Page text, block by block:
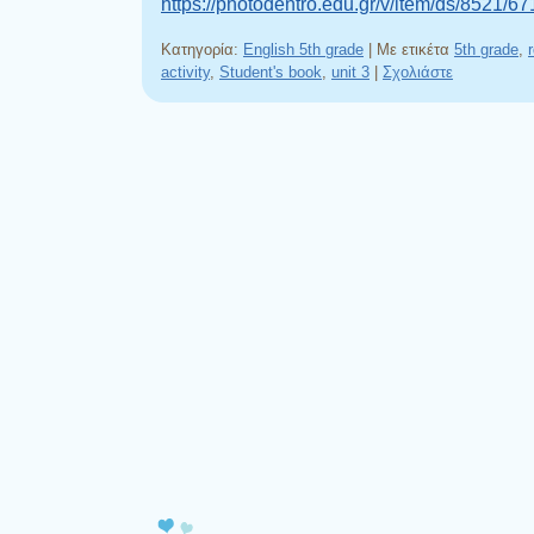
https://photodentro.edu.gr/v/item/ds/8521/
Κατηγορία: English 5th grade Με ετικέτα 5th grade
activity, Student's book unit 3 Σχολιάστε